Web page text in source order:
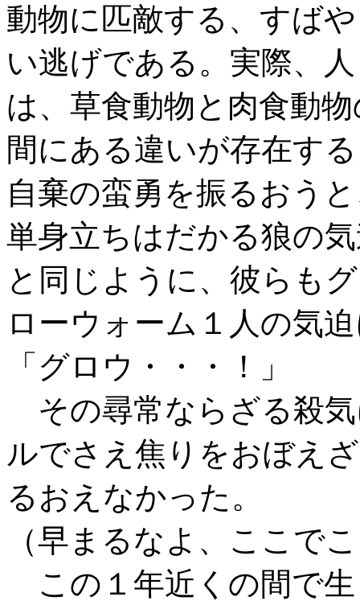
動物に匹敵する、すばや
い逃げである。実際、
は、草食動物と肉食動
間にある違いが存在す
自棄の蛮勇を振るおう
単身立ちはだかる狼の
と同じように、彼らもグ
ローウォーム１人の気
「グロウ・・・！」
その尋常ならざる殺
ルでさえ焦りをおぼえざ
るおえなかった。
（早まるなよ、ここで
この１年近くの間で